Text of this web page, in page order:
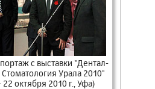
с выставки "Дентал-
Стоматология Урала 2010"
22 октября 2010 г., Уфа)